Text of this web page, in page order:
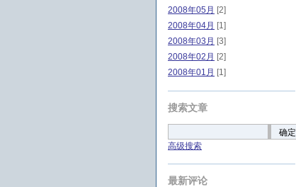
2008年05月 [2]
2008年04月 [1]
2008年03月 [3]
2008年02月 [2]
2008年01月 [1]
搜索文章
确定
高级搜索
最新评论